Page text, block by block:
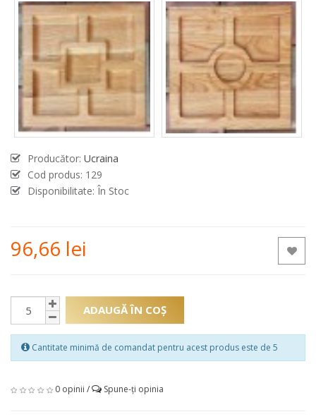
Producător: Ucraina
Cod produs: 129
Disponibilitate: În Stoc
96,66 lei
ADAUGĂ ÎN COŞ
Cantitate minimă de comandat pentru acest produs este de 5
0 opinii / Spune-ţi opinia